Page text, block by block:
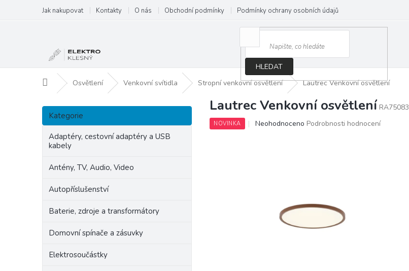
obsah
Jak nakupovat Kontakty O nás Obchodní podmínky Podmínky ochrany osobních údajů
HLEDAT
Domů Osvětlení Venkovní svítidla Stropní venkovní osvětlení Lautrec Venkovní osvětlení
P
s
Přeskočit
kategorie
Kategorie
Adaptéry, cestovní adaptéry a USB
kabely
Antény, TV, Audio, Video
Autopříslušenství
Baterie, zdroje a transformátory
Domovní spínače a zásuvky
Elektrosoučástky
Lautrec Venkovní osvětlení RA75083
NOVINKA
Průměrné
Neohodnoceno Podrobnosti hodnocení